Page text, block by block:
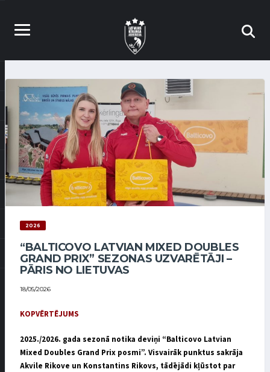
2026
“BALTICOVO LATVIAN MIXED DOUBLES
GRAND PRIX” SEZONAS UZVARĒTĀJI –
PĀRIS NO LIETUVAS
18/05/2026
KOPVĒRTĒJUMS
2025./2026. gada sezonā notika deviņi “Balticovo Latvian
Mixed Doubles Grand Prix posmi”. Visvairāk punktus sakrāja
Akvile Rikove un Konstantins Rikovs, tādējādi kļūstot par